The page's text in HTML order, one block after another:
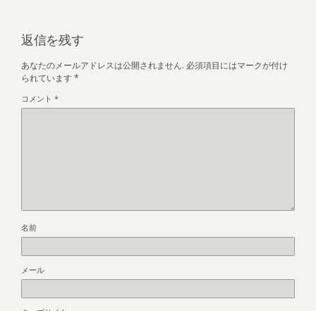
返信を残す
あなたのメールアドレスは公開されません. 必須項目にはマークが付け
られています *
コメント *
名前
メール